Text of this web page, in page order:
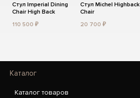
Стул Imperial Dining
Chair High Back
110 500 ₽
Стул Michel Highback
Chair
20 700 ₽
Каталог
Каталог товаров